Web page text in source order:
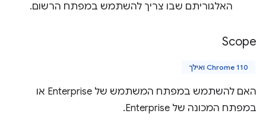
האלגוריתם שבו צריך להשתמש במפתח הרשום.
Scope
Chrome 110 ואילך
האם להשתמש במפתח המשתמש של Enterprise או
במפתח המכונה של Enterprise.